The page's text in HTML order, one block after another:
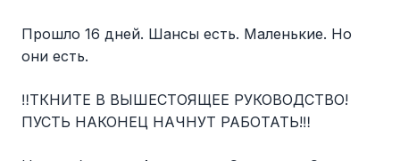
Прошло 16 дней. Шансы есть. Маленькие. Но
они есть.
‼️ТКНИТЕ В ВЫШЕСТОЯЩЕЕ РУКОВОДСТВО!
ПУСТЬ НАКОНЕЦ НАЧНУТ РАБОТАТЬ!‼️